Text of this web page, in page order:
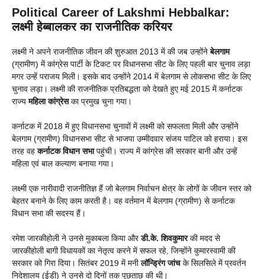
Political Career of Lakshmi Hebbalkar:
लक्ष्मी हेब्बालकर का राजनीतिक करियर
लक्ष्मी ने अपने राजनीतिक जीवन की शुरुआत 2013 में की जब उन्होंनेबेलगाम
(ग्रामीण) में कांग्रेस पार्टी के टिकट पर विधानसभा सीट के लिए पहली बार चुनाव लड़ा
मगर उन्हें पराजय मिली। इसके बाद उन्होंने 2014 में बेलगाम से लोकसभा सीट के लिए
चुनाव लड़ा। लक्ष्मी की राजनीतिक प्रतिबद्धता को देखते हुए मई 2015 में कर्नाटक
राज्यमहिला कांग्रेसका प्रमुख चुना गया।
कर्नाटक में 2018 में हुए विधानसभा चुनावों में लक्ष्मी को सफलता मिली और उन्होंने
बेलगाम (ग्रामीण) विधानसभा सीट से भाजपा उम्मीदवार संजय पाटिल को हराया। इस
तरह वहकर्नाटक विधान सभापहुंची। राज्य में कांग्रेस की सरकार बानी और उन्हें
महिला एवं बाल कल्याण बनाया गया।
लक्ष्मी एक नारीवादी राजनीतिज्ञ हैं जो बेलगाम निर्वाचन क्षेत्र के लोगों के जीवन स्तर को
बेहतर बनाने के लिए काम करती है। वह वर्तमान में बेलगाम (ग्रामीण) से कर्नाटक
विधान सभा की सदस्य हैं।
रमेश जारकीहोली ने उनसे मुकाबला किया औरडी.के. शिवकुमारकी मदद से
जारकीहोली बागी विधायकों का नेतृत्व करने में सफल रहे, जिन्होंने कुमारस्वामी की
सरकार को गिरा दिया। सितंबर 2019 में मनीलॉन्ड्रिंग जांचके सिलसिले में प्रवर्तन
निदेशालय (ईडी) ने उनसे दो दिनों तक पूछताछ की थी।